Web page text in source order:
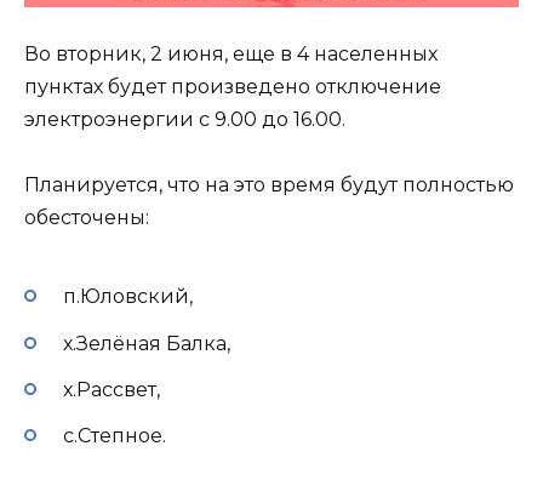
Во вторник, 2 июня, еще в 4 населенных
пунктах будет произведено отключение
электроэнергии с 9.00 до 16.00.
Планируется, что на это время будут полностью
обесточены:
п.Юловский,
х.Зелёная Балка,
х.Рассвет,
с.Степное.